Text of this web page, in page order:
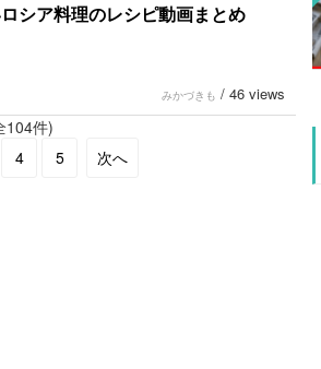
シア料理のレシピ動画まとめ
みかづきも / 46 views
104件)
4 5 次へ